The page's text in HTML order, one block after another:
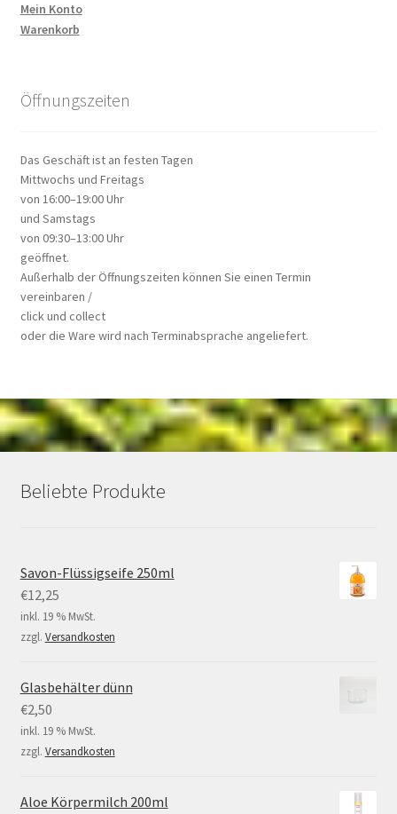
Mein Konto
Warenkorb
Öffnungszeiten
Das Geschäft ist an festen Tagen
Mittwochs und Freitags
von 16:00–19:00 Uhr
und Samstags
von 09:30–13:00 Uhr
geöffnet.
Außerhalb der Öffnungszeiten können Sie einen Termin
vereinbaren /
click und collect
oder die Ware wird nach Terminabsprache angeliefert.
Beliebte Produkte
Savon-Flüssigseife 250ml
€12,25
inkl. 19 % MwSt.
zzgl. Versandkosten
Glasbehälter dünn
€2,50
inkl. 19 % MwSt.
zzgl. Versandkosten
Aloe Körpermilch 200ml